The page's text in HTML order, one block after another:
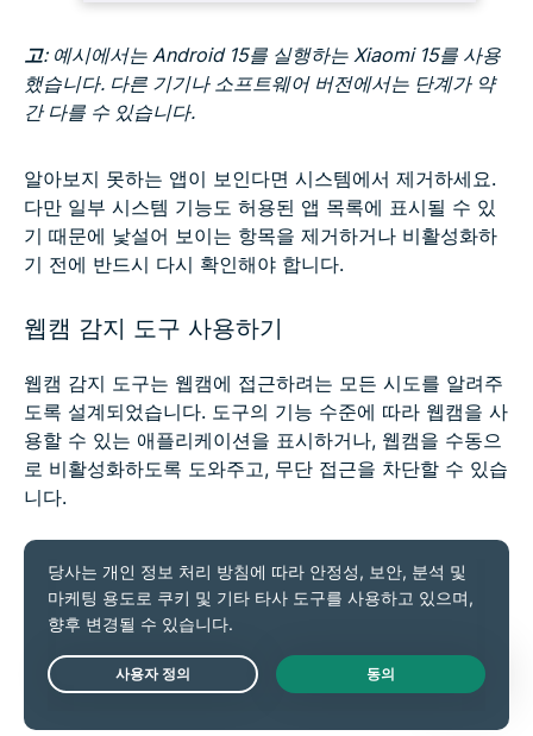
고: 예시에서는 Android 15를 실행하는 Xiaomi 15를 사용
했습니다. 다른 기기나 소프트웨어 버전에서는 단계가 약
간 다를 수 있습니다.
알아보지 못하는 앱이 보인다면 시스템에서 제거하세요.
다만 일부 시스템 기능도 허용된 앱 목록에 표시될 수 있
기 때문에 낯설어 보이는 항목을 제거하거나 비활성화하
기 전에 반드시 다시 확인해야 합니다.
웹캠 감지 도구 사용하기
웹캠 감지 도구는 웹캠에 접근하려는 모든 시도를 알려주
도록 설계되었습니다. 도구의 기능 수준에 따라 웹캠을 사
용할 수 있는 애플리케이션을 표시하거나, 웹캠을 수동으
로 비활성화하도록 도와주고, 무단 접근을 차단할 수 있습
니다.
macOS 사용자라면Oversight라는 무료의 가벼운 애플
리케이션을 사용할 수 있는데, 이는 앱이 웹캠이나 마이크
에 접근하려 할 때마다 알림을 보내줍니다. 등록되지 않은
Windows 사용자는
Live Chat